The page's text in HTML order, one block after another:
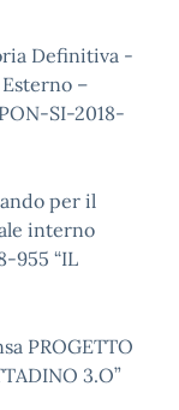
Definitiva -
–
SI-2018-
per il
interno
955 “IL
PROGETTO
3.O”